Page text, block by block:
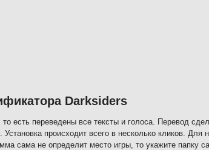
Darksiders
есть переведены все тексты и голоса. Перевод
Установка происходит всего в несколько кликов. Для
сама не определит место игры, то укажите папку